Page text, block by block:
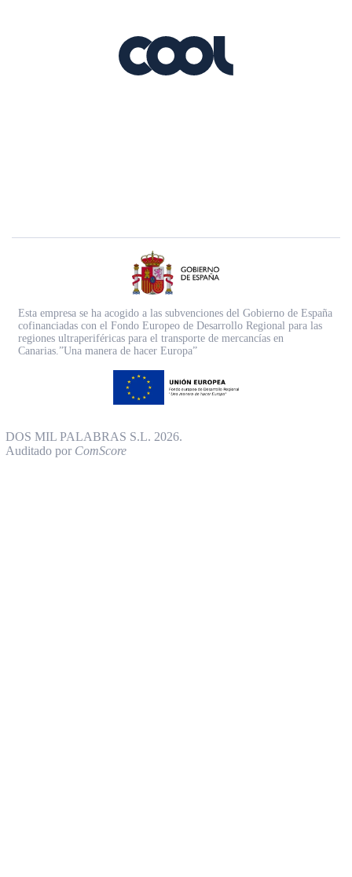
Esta empresa se ha acogido a las subvenciones del Gobierno de España
cofinanciadas con el Fondo Europeo de Desarrollo Regional para las
regiones ultraperiféricas para el transporte de mercancías en
Canarias.”Una manera de hacer Europa”
DOS MIL PALABRAS S.L. 2026.
Auditado por ComScore